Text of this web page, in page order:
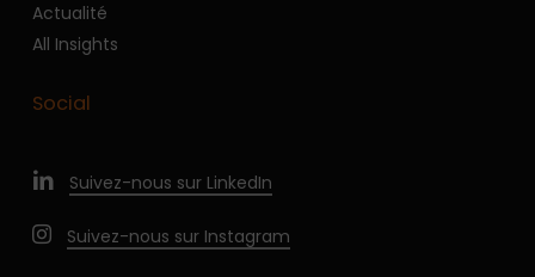
Actualité
All Insights
Social
Suivez-nous sur LinkedIn
Suivez-nous sur Instagram